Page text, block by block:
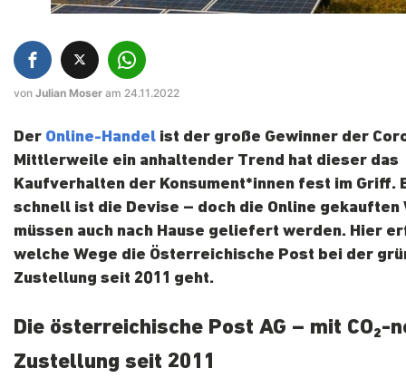
von Julian Moser am 24.11.2022
Der Online-Handel ist der große Gewinner der
Mittlerweile ein anhaltender Trend hat dieser das
Kaufverhalten der Konsument*innen fest im Griff.
schnell ist die Devise – doch die Online gekauften
müssen auch nach Hause geliefert werden. Hier
welche Wege die Österreichische Post bei der
Zustellung seit 2011 geht.
Die österreichische Post AG – mit CO₂-
Zustellung seit 2011